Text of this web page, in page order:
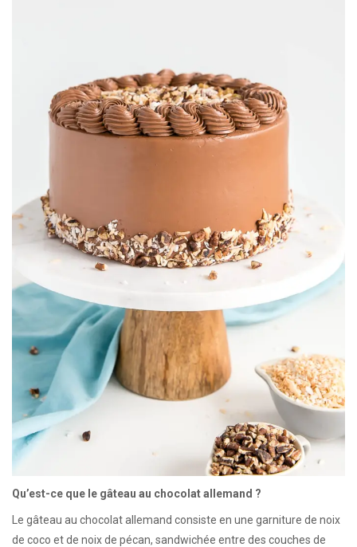
Qu’est-ce que le gâteau au chocolat allemand ?
Le gâteau au chocolat allemand consiste en une garniture de noix
de coco et de noix de pécan, sandwichée entre des couches de